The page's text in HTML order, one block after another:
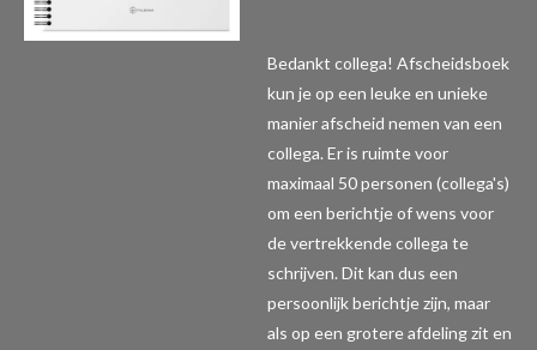
Bedankt collega! Afscheidsboek
kun je op een leuke en unieke
manier afscheid nemen van een
collega. Er is ruimte voor
maximaal 50 personen (collega's)
om een berichtje of wens voor
de vertrekkende collega te
schrijven. Dit kan dus een
persoonlijk berichtje zijn, maar
als op een grotere afdeling zit en